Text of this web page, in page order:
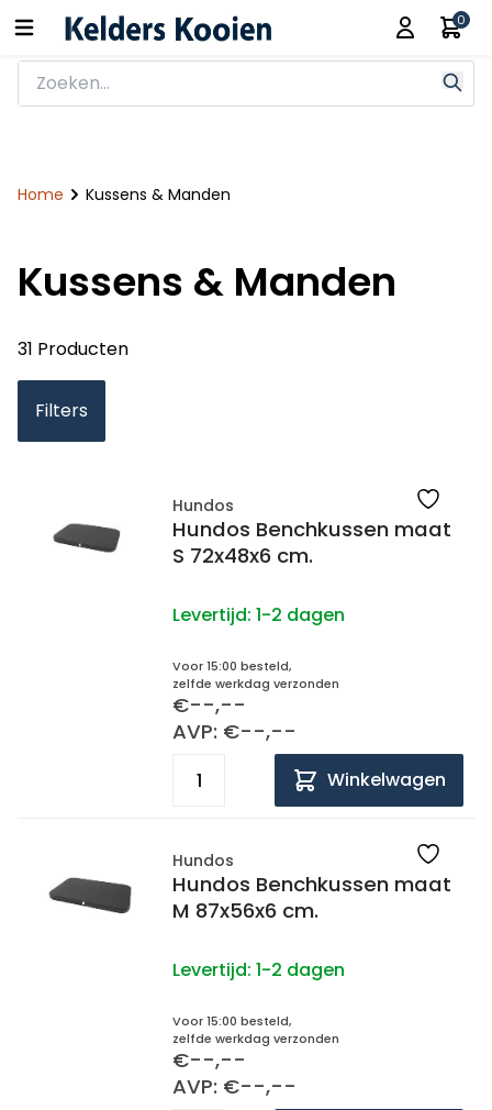
0
Home Kussens & Manden
Kussens & Manden
31 Producten
Filters
Hundos
Hundos Benchkussen maat
S 72x48x6 cm.
Levertijd: 1-2 dagen
Voor 15:00 besteld,
zelfde werkdag verzonden
€--,--
AVP: €--,--
Winkelwagen
Hundos
Hundos Benchkussen maat
M 87x56x6 cm.
Levertijd: 1-2 dagen
Voor 15:00 besteld,
zelfde werkdag verzonden
€--,--
AVP: €--,--